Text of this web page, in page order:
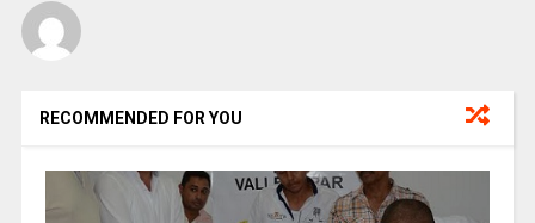
RECOMMENDED FOR YOU